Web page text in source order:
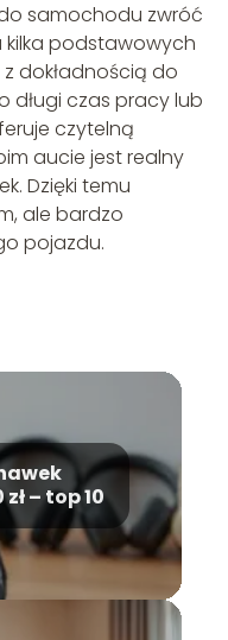
samochodu zwróć
kilka podstawowych
dokładnością do
długi czas pracy lub
czytelną
aucie jest realny
Dzięki temu
ale bardzo
pojazdu.
– top 10